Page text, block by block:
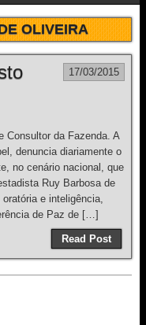
OLIVEIRA
17/03/2015
Consultor da Fazenda. A
denuncia diariamente o
no cenário nacional, que
Ruy Barbosa de
e inteligência,
de Paz de […]
Read Post